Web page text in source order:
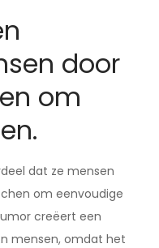
door
om
dat ze mensen
om eenvoudige
creëert een
mensen, omdat het